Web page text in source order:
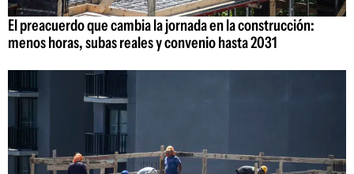
El preacuerdo que cambia la jornada en la construcción:
menos horas, subas reales y convenio hasta 2031